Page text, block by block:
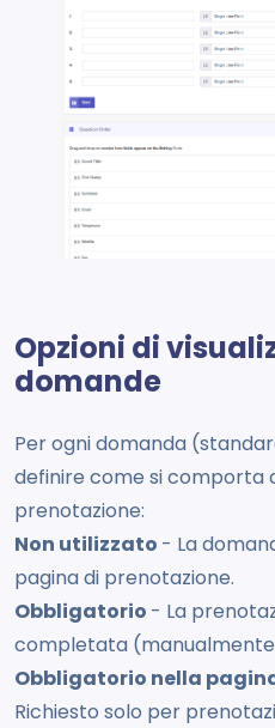
Opzioni di
domande
Per ogni domanda
definire come si comporta
prenotazione:
Non utilizzato - La
pagina di prenotazione.
Obbligatorio - La
completata
Obbligatorio nella
Richiesto solo per